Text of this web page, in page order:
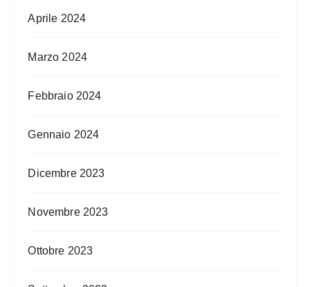
Aprile 2024
Marzo 2024
Febbraio 2024
Gennaio 2024
Dicembre 2023
Novembre 2023
Ottobre 2023